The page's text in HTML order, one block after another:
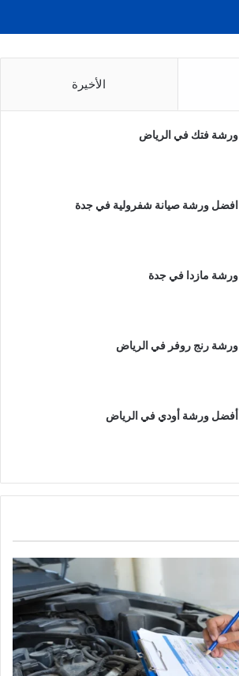
الأخيرة
ورشة فتك في الرياض
افضل ورشة صيانة شفرولية في جدة
ورشة مازدا في جدة
ورشة رنج روفر في الرياض
أفضل ورشة أودي في الرياض